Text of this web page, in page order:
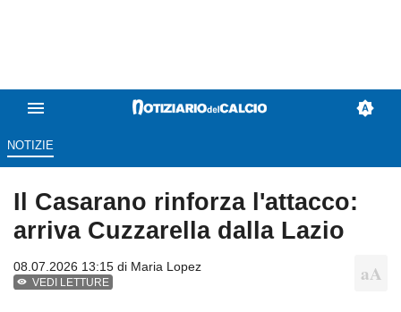
NOTIZIE
Il Casarano rinforza l'attacco:
arriva Cuzzarella dalla Lazio
08.07.2026 13:15 di Maria Lopez
VEDI LETTURE